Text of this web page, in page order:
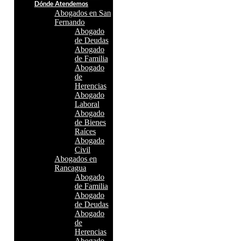
Dónde Atendemos
Abogados en San
Fernando
Abogado
de Deudas
Abogado
de Familia
Abogado
de
Herencias
Abogado
Laboral
Abogado
de Bienes
Raíces
Abogado
Civil
Abogados en
Rancagua
Abogado
de Familia
Abogado
de Deudas
Abogado
de
Herencias